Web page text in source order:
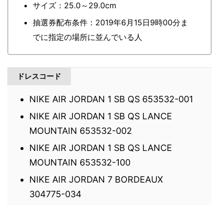
サイズ：25.0～29.0cm
抽選券配布条件：2019年6月15日9時00分ま
でに指定の場所に並んでいる人
ドレスコード
NIKE AIR JORDAN 1 SB QS 653532-001
NIKE AIR JORDAN 1 SB QS LANCE
MOUNTAIN 653532-002
NIKE AIR JORDAN 1 SB QS LANCE
MOUNTAIN 653532-100
NIKE AIR JORDAN 7 BORDEAUX
304775-034